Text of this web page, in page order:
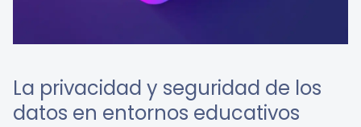
La privacidad y seguridad de los
datos en entornos educativos